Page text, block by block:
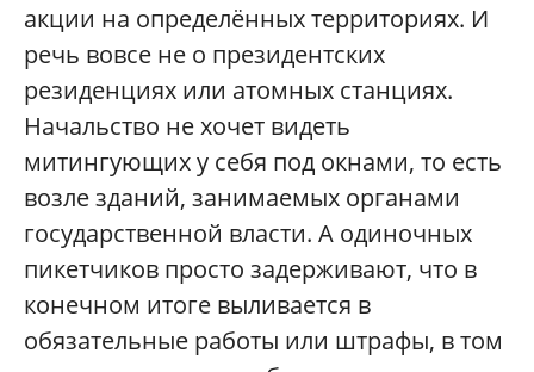
акции на определённых территориях. И
речь вовсе не о президентских
резиденциях или атомных станциях.
Начальство не хочет видеть
митингующих у себя под окнами, то есть
возле зданий, занимаемых органами
государственной власти. А одиночных
пикетчиков просто задерживают, что в
конечном итоге выливается в
обязательные работы или штрафы, в том